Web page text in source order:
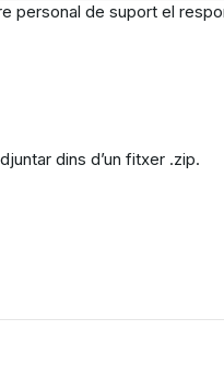
personal de suport el
dins d’un fitxer .zip.